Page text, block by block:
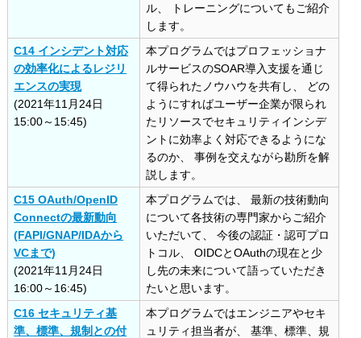
ル、 トレーニングについてもご紹介
します。
C14 インシデント対応
の効率化によるレジリ
エンスの実現
(2021年11月24日
15:00～15:45)
本プログラムではプロフェッショナ
ルサービスのSOAR導入支援を通じ
て得られたノウハウを共有し、 どの
ようにすればユーザー企業が限られ
たリソースでセキュリティインシデ
ントに効率よく対応できるようにな
るのか、 事例を交えながら勘所を解
説します。
C15 OAuth/OpenID
Connectの最新動向
(FAPI/GNAP/IDAから
VCまで)
(2021年11月24日
16:00～16:45)
本プログラムでは、 最新の技術動向
について各技術の専門家からご紹介
いただいて、 今後の認証・認可プロ
トコル、 OIDCとOAuthの現在と少
し先の未来について語っていただき
たいと思います。
C16 セキュリティ基
準、標準、規制との付
本プログラムではエンジニアやセキ
ュリティ担当者が、 基準、標準、規